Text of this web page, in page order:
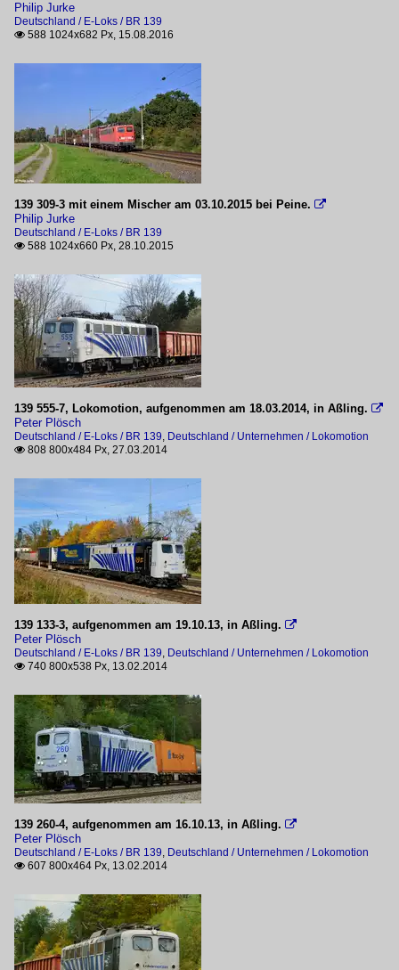
BR 120
BR 140 (E40)
BR 185
BR 186
Lokzüge
Frühlingsfest 2012 im DB Museum Koblenz
Sommerfest 2013 im DB Museum Koblenz
Güterverkehr
Gemischte Güterzüge
Personenverkehr
Sonderzüge
Sonstige
Unternehmen
Lokomotion
2012
2013
2014
Philip Jurke
Deutschland / E-Loks / BR 139
 588 1024x682 Px, 15.08.2016
139 309-3 mit einem Mischer am 03.10.2015 bei Peine. 
Philip Jurke
Deutschland / E-Loks / BR 139
 588 1024x660 Px, 28.10.2015
139 555-7, Lokomotion, aufgenommen am 18.03.2014, in Aßling. 
Peter Plösch
Deutschland / E-Loks / BR 139, Deutschland / Unternehmen / Lokomotion
 808 800x484 Px, 27.03.2014
139 133-3, aufgenommen am 19.10.13, in Aßling. 
Peter Plösch
Deutschland / E-Loks / BR 139, Deutschland / Unternehmen / Lokomotion
 740 800x538 Px, 13.02.2014
139 260-4, aufgenommen am 16.10.13, in Aßling. 
Peter Plösch
Deutschland / E-Loks / BR 139, Deutschland / Unternehmen / Lokomotion
 607 800x464 Px, 13.02.2014